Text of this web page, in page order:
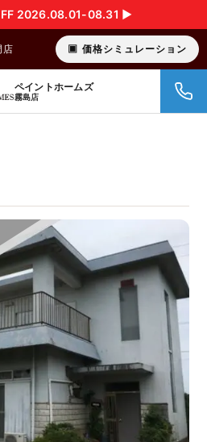
2026.08.01-08.31 ▶︎
店 価格シミュレーション
ペイントホームズ
霧島店